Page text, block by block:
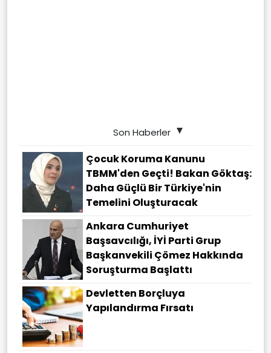
Son Haberler
Çocuk Koruma Kanunu
TBMM'den Geçti! Bakan Göktaş:
Daha Güçlü Bir Türkiye'nin
Temelini Oluşturacak
Ankara Cumhuriyet
Başsavcılığı, İYİ Parti Grup
Başkanvekili Çömez Hakkında
Soruşturma Başlattı
Devletten Borçluya
Yapılandırma Fırsatı